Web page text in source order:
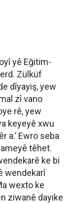
yê Eğitim-
Zülküf
dîyayiş, yew
zî vano
rê, yew
keyeyê xwu
a.’ Ewro seba
têhet.
ke bi
wendekarî
wexto ke
ziwanê dayike